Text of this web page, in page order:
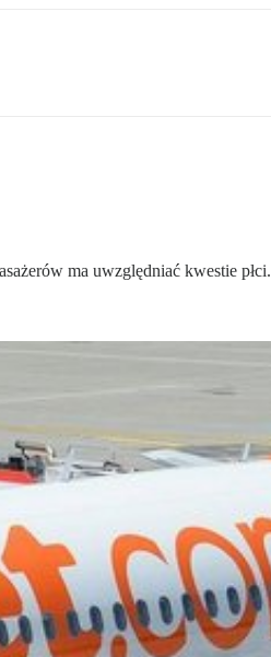
ma uwzględniać kwestie płci.